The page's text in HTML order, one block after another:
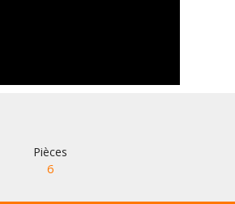
Pièces
6